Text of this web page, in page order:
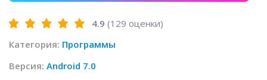
4.9 (129 оценки)
Категория: Программы
Версия: Android 7.0